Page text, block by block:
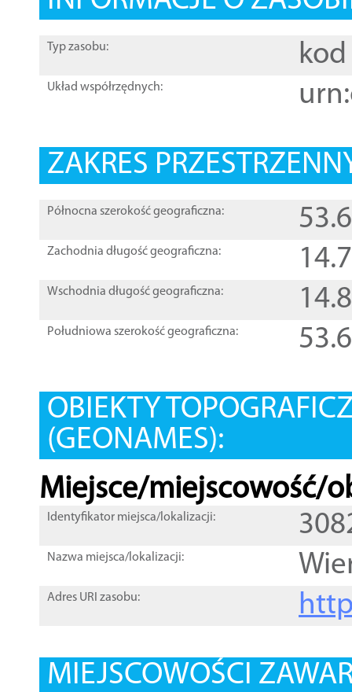
Typ zasobu: kod
Układ współrzędnych:
ZAKRES
Północna szerokość geograficzna:
Zachodnia długość geograficzna:
Wschodnia długość geograficzna:
Południowa szerokość geograficzna:
OBIEKTY
(GEONAMES):
Miejsce/miejscowość/
Identyfikator miejsca/lokalizacji:
Nazwa miejsca/lokalizacji:
Adres URI zasobu:
MIEJSCOWOŚCI